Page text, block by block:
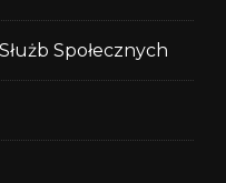
Społecznych